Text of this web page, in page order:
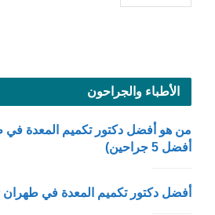
الأطباء والجراحون
من هو أفضل دكتور تكميم المعدة
أفضل 5 جراحين)
أفضل دكتور تكميم المعدة في